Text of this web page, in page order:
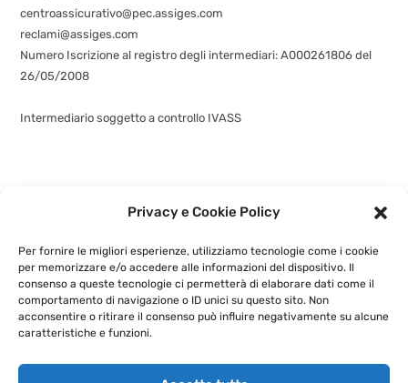
Privacy e Cookie Policy
Per fornire le migliori esperienze, utilizziamo tecnologie come i cookie
per memorizzare e/o accedere alle informazioni del dispositivo. Il
consenso a queste tecnologie ci permetterà di elaborare dati come il
comportamento di navigazione o ID unici su questo sito. Non
acconsentire o ritirare il consenso può influire negativamente su alcune
caratteristiche e funzioni.
centroassicurativo@pec.assiges.com
reclami@assiges.com
Numero Iscrizione al registro degli intermediari: A000261806 del
26/05/2008
Intermediario soggetto a controllo IVASS
Cookie Policy|
Powered by
G.S.V. Digital Solution